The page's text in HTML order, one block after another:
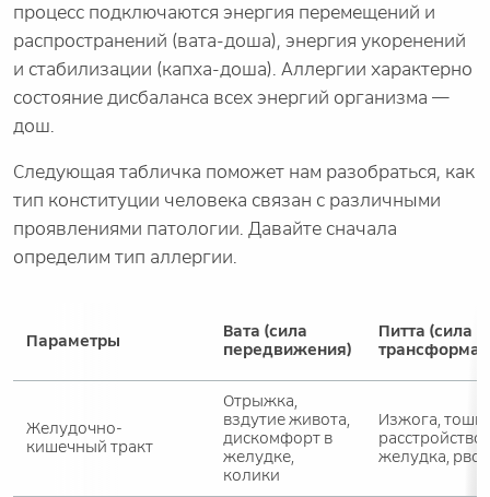
процесс подключаются энергия перемещений и
распространений (вата-доша), энергия укоренений
и стабилизации (капха-доша). Аллергии характерно
состояние дисбаланса всех энергий организма —
дош.
Следующая табличка поможет нам разобраться, как
тип конституции человека связан с различными
проявлениями патологии. Давайте сначала
определим тип аллергии.
Параметры
Вата (сила
передвижения)
Питта (сила
Желудочно-
кишечный тракт
Отрыжка,
вздутие живота,
дискомфорт в
желудке,
колики
Изжога,
расстройство
желудка,